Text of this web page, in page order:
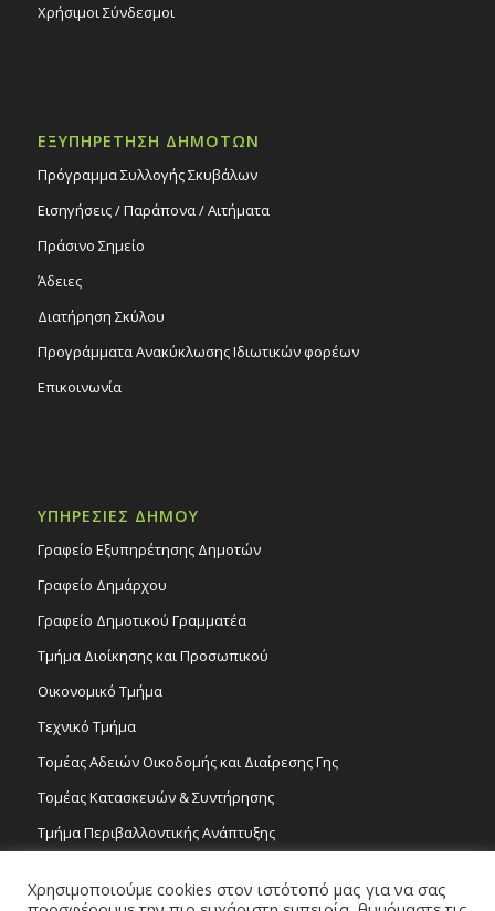
Χρήσιμοι Σύνδεσμοι
ΕΞΥΠΗΡΕΤΗΣΗ ΔΗΜΟΤΩΝ
Πρόγραμμα Συλλογής Σκυβάλων
Εισηγήσεις / Παράπονα / Αιτήματα
Πράσινο Σημείο
Άδειες
Διατήρηση Σκύλου
Προγράμματα Ανακύκλωσης Ιδιωτικών φορέων
Επικοινωνία
ΥΠΗΡΕΣΙΕΣ ΔΗΜΟΥ
Γραφείο Εξυπηρέτησης Δημοτών
Γραφείο Δημάρχου
Γραφείο Δημοτικού Γραμματέα
Τμήμα Διοίκησης και Προσωπικού
Οικονομικό Τμήμα
Τεχνικό Τμήμα
Τομέας Αδειών Οικοδομής και Διαίρεσης Γης
Τομέας Κατασκευών & Συντήρησης
Τμήμα Περιβαλλοντικής Ανάπτυξης
Τομέας Γραμμάτων και Τεχνών
Χρησιμοποιούμε cookies στον ιστότοπό μας για να σας